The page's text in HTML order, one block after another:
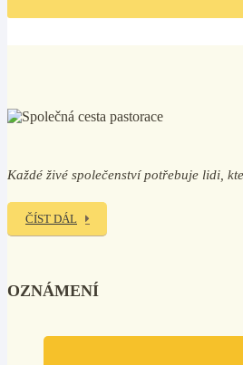
Každé živé společenství potřebuje lidi,
ČÍST DÁL
OZNÁMENÍ